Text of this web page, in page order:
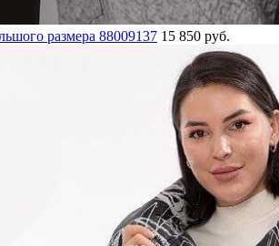
размера 88009137 15 850 руб.